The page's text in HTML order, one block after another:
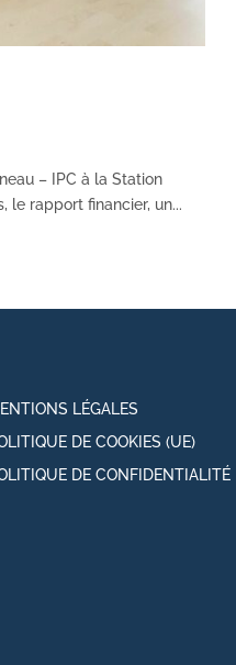
– IPC à la Station
le rapport financier, un...
LÉGALES
DE COOKIES (UE)
DE CONFIDENTIALITÉ